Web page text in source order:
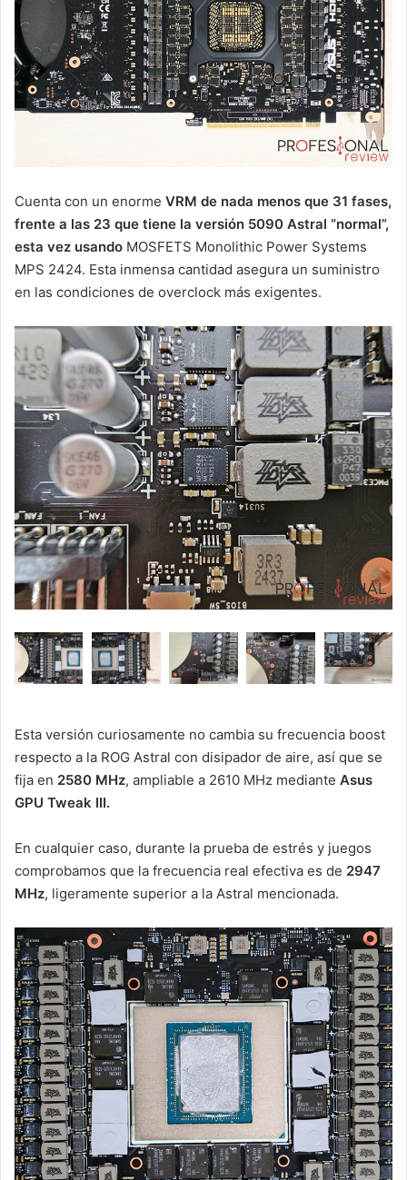
Cuenta con un enorme VRM de nada menos que 31 fases,
frente a las 23 que tiene la versión 5090 Astral “normal”,
esta vez usando MOSFETS Monolithic Power Systems
MPS 2424. Esta inmensa cantidad asegura un suministro
en las condiciones de overclock más exigentes.
Esta versión curiosamente no cambia su frecuencia boost
respecto a la ROG Astral con disipador de aire, así que se
fija en 2580 MHz, ampliable a 2610 MHz mediante Asus
GPU Tweak III.
En cualquier caso, durante la prueba de estrés y juegos
comprobamos que la frecuencia real efectiva es de 2947
MHz, ligeramente superior a la Astral mencionada.